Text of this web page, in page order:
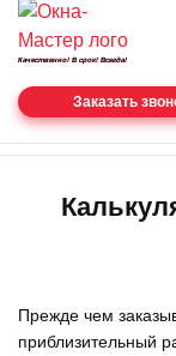
Качественно! В срок! Всегда!
Заказать
Главная
окна
Прежде чем
приблизительный